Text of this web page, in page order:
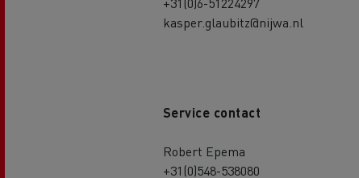
kasper.glaubitz@nijwa.nl
Service contact
Robert Epema
+31(0)548-538080